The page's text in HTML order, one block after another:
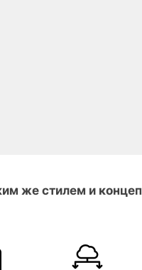
же стилем и